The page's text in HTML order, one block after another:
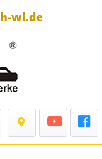
wl.de